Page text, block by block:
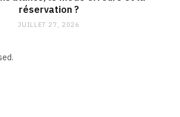
réservation ?
JUILLET 27, 2026